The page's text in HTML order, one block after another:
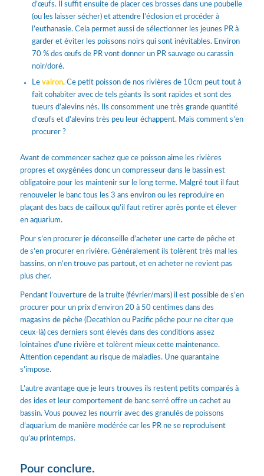
d’œufs. Il suffit ensuite de placer ces brosses dans une poubelle
(ou les laisser sécher) et attendre l’éclosion et procéder à
l’euthanasie. Cela permet aussi de sélectionner les jeunes PR à
garder et éviter les poissons noirs qui sont inévitables. Environ
70 % des œufs de PR vont donner un PR sauvage ou carassin
noir/doré.
Le vairon. Ce petit poisson de nos rivières de 10cm peut tout à
fait cohabiter avec de tels géants ils sont rapides et sont des
tueurs d’alevins nés. Ils consomment une très grande quantité
d’œufs et d’alevins très peu leur échappent. Mais comment s’en
procurer ?
Avant de commencer sachez que ce poisson aime les rivières
propres et oxygénées donc un compresseur dans le bassin est
obligatoire pour les maintenir sur le long terme. Malgré tout il faut
renouveler le banc tous les 3 ans environ ou les reproduire en
plaçant des bacs de cailloux qu’il faut retirer après ponte et élever
en aquarium.
Pour s’en procurer je déconseille d’acheter une carte de pêche et
de s’en procurer en rivière. Généralement ils tolèrent très mal les
bassins, on n’en trouve pas partout, et en acheter ne revient pas
plus cher.
Pendant l’ouverture de la truite (février/mars) il est possible de s’en
procurer pour un prix d’environ 20 à 50 centimes dans des
magasins de pêche (Decathlon ou Pacific pêche pour ne citer que
ceux-là) ces derniers sont élevés dans des conditions assez
lointaines d’une rivière et tolèrent mieux cette maintenance.
Attention cependant au risque de maladies. Une quarantaine
s’impose.
L’autre avantage que je leurs trouves ils restent petits comparés à
des ides et leur comportement de banc serré offre un cachet au
bassin. Vous pouvez les nourrir avec des granulés de poissons
d’aquarium de manière modérée car les PR ne se reproduisent
qu’au printemps.
Pour conclure.